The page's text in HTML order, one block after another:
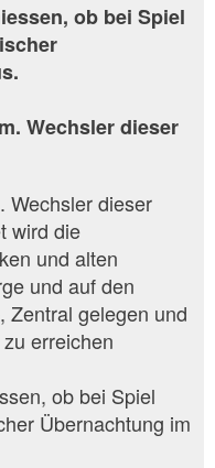
ob bei Spiel
Wechsler dieser
Wechsler dieser
wird die
und alten
und auf den
Zentral gelegen und
erreichen
ob bei Spiel
Übernachtung im